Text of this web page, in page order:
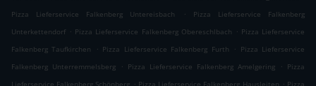
Pizza Lieferservice Falkenberg Untereisbach
.
Pizza Lieferservice Falkenberg
Unterkettendorf . Pizza Lieferservice Falkenberg Obereschlbach . Pizza Lieferservice
Falkenberg Taufkirchen
. Pizza Lieferservice Falkenberg Furth . Pizza Lieferservice
Falkenberg Unterremmelsberg
. Pizza Lieferservice Falkenberg Amelgering . Pizza
. .